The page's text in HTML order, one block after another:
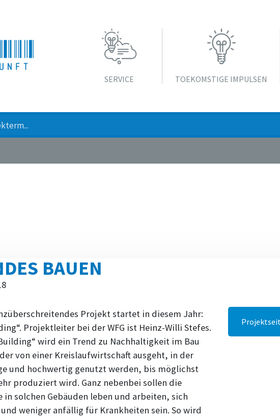
SERVICE TOEKOMSTIGE IMPULSEN
BAUEN
Projekt startet in diesem Jahr:
Projektleiter bei der WFG ist Heinz-Willi Stefes.
wird ein Trend zu Nachhaltigkeit im Bau
von einer Kreislaufwirtschaft ausgeht, in der
und hochwertig genutzt werden, bis möglichst
produziert wird. Ganz nebenbei sollen die
in solchen Gebäuden leben und arbeiten, sich
weniger anfällig für Krankheiten sein. So wird